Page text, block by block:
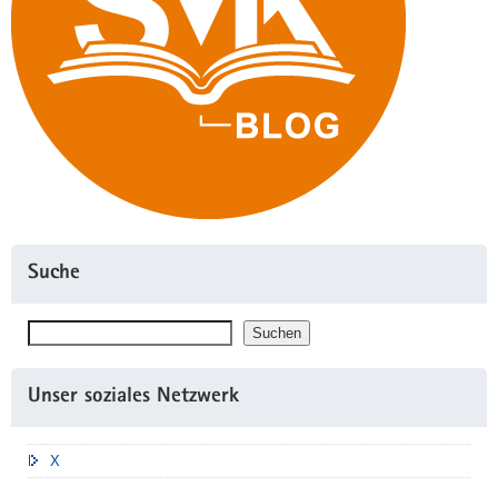
Suche
Suchen Suchen
Unser soziales Netzwerk
X